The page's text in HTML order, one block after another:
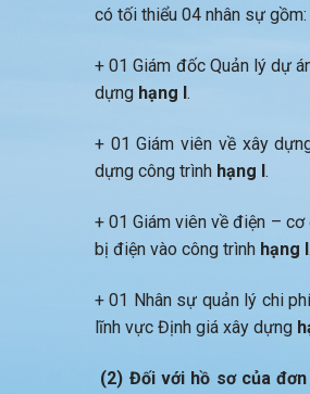
có tối thiểu 04 nhân sự gồm:
+ 01 Giám đốc Quản lý dự
dựng hạng I .
+ 01 Giám viên về xây
dựng công trình hạng I .
+ 01 Giám viên về điện –
bị điện vào công trình hạng I .
+ 01 Nhân sự quản lý chi
lĩnh vực Định giá xây dựng
(2) Đối với hồ sơ của